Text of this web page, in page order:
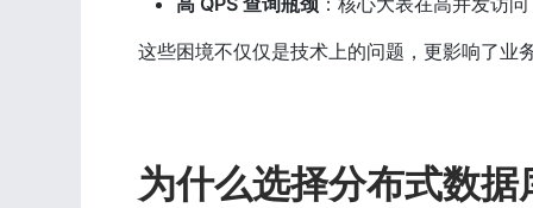
这些困境不仅仅是技术上的问题，更影响了业
为什么选择分布式数据